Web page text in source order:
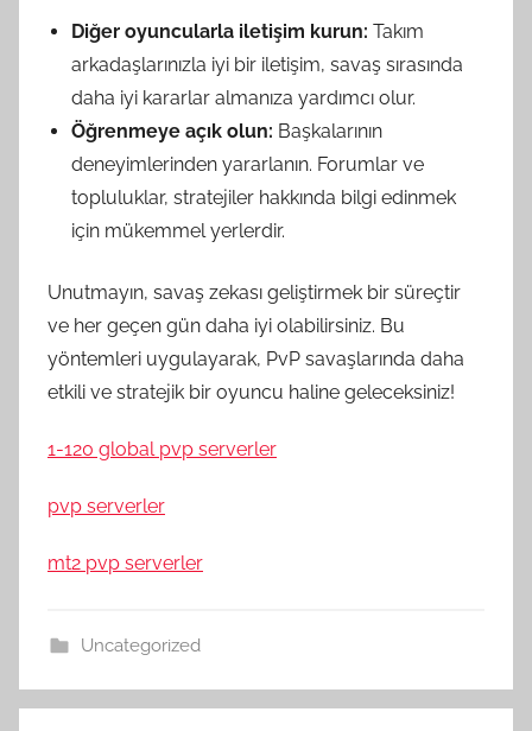
Diğer oyuncularla iletişim kurun: Takım
arkadaşlarınızla iyi bir iletişim, savaş sırasında
daha iyi kararlar almanıza yardımcı olur.
Öğrenmeye açık olun: Başkalarının
deneyimlerinden yararlanın. Forumlar ve
topluluklar, stratejiler hakkında bilgi edinmek
için mükemmel yerlerdir.
Unutmayın, savaş zekası geliştirmek bir süreçtir
ve her geçen gün daha iyi olabilirsiniz. Bu
yöntemleri uygulayarak, PvP savaşlarında daha
etkili ve stratejik bir oyuncu haline geleceksiniz!
1-120 global pvp serverler
pvp serverler
mt2 pvp serverler
Uncategorized